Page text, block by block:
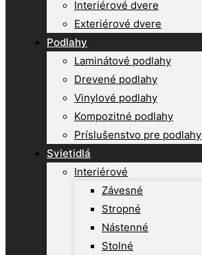
Interiérové dvere
Exteriérové dvere
Podlahy
Laminátové podlahy
Drevené podlahy
Vinylové podlahy
Kompozitné podlahy
Príslušenstvo pre podlahy
Svietidlá
Interiérové
Závesné
Stropné
Nástenné
Stolné